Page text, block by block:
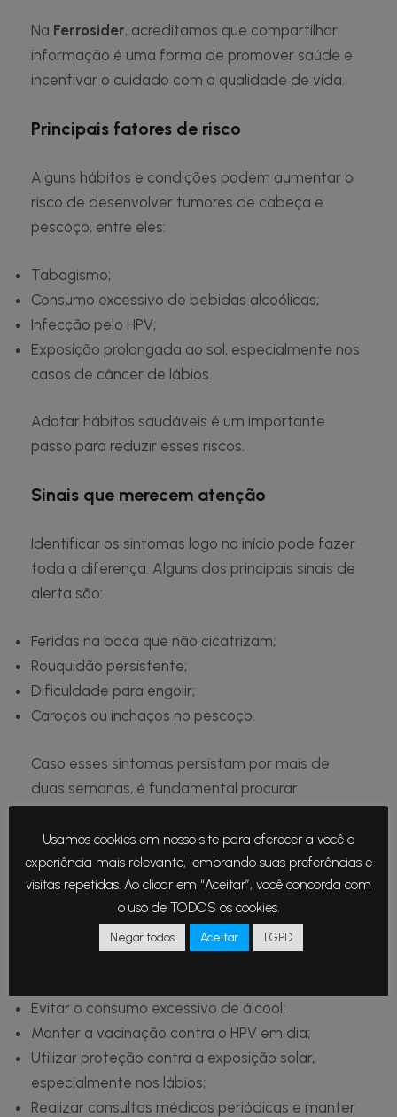
Na Ferrosider, acreditamos que compartilhar
informação é uma forma de promover saúde e
incentivar o cuidado com a qualidade de vida.
Principais fatores de risco
Alguns hábitos e condições podem aumentar o
risco de desenvolver tumores de cabeça e
pescoço, entre eles:
Tabagismo;
Consumo excessivo de bebidas alcoólicas;
Infecção pelo HPV;
Exposição prolongada ao sol, especialmente nos
casos de câncer de lábios.
Adotar hábitos saudáveis é um importante
passo para reduzir esses riscos.
Sinais que merecem atenção
Identificar os sintomas logo no início pode fazer
toda a diferença. Alguns dos principais sinais de
alerta são:
Feridas na boca que não cicatrizam;
Rouquidão persistente;
Dificuldade para engolir;
Caroços ou inchaços no pescoço.
Caso esses sintomas persistam por mais de
duas semanas, é fundamental procurar
A prevenção faz a diferença
Grande parte dos fatores de risco pode ser
reduzida por meio de atitudes simples, como:
Evitar o consumo excessivo de álcool;
Manter a vacinação contra o HPV em dia;
Utilizar proteção contra a exposição solar,
especialmente nos lábios;
Realizar consultas médicas periódicas e manter
Usamos cookies em nosso site para oferecer a você a
experiência mais relevante, lembrando suas preferências e
visitas repetidas. Ao clicar em “Aceitar”, você concorda com
o uso de TODOS os cookies.
Negar todos Aceitar LGPD